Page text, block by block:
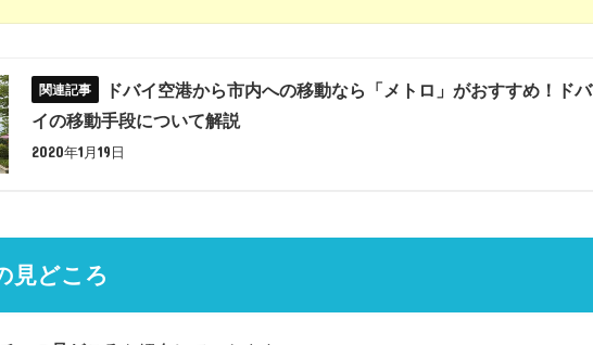
ドバイ空港から市内への移動なら「メトロ」がおすすめ！ドバ
イの移動手段について解説
2020年1月19日
見どころ